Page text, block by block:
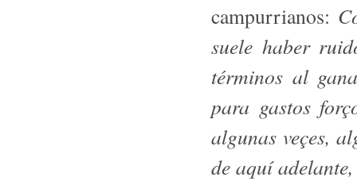
campurrianos:
suele haber
términos al
para gastos
algunas veçes,
de aquí